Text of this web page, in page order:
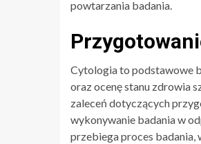
powtarzania badania.
Cytologia to podstawowe
oraz ocenę stanu zdrowia
zaleceń dotyczących
wykonywanie badania w
przebiega proces